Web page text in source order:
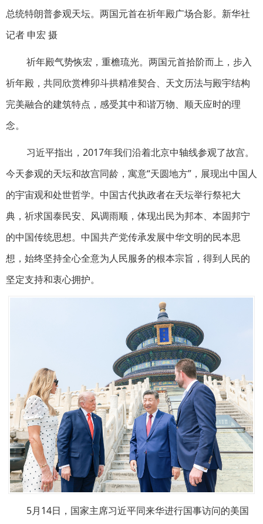
总统特朗普参观天坛。两国元首在祈年殿广场合影。新华社
记者 申宏 摄
祈年殿气势恢宏，重檐琉光。两国元首拾阶而上，步入
祈年殿，共同欣赏榫卯斗拱精准契合、天文历法与殿宇结构
完美融合的建筑特点，感受其中和谐万物、顺天应时的理
念。
习近平指出，2017年我们沿着北京中轴线参观了故宫。
今天参观的天坛和故宫同龄，寓意“天圆地方”，展现出中国人
的宇宙观和处世哲学。中国古代执政者在天坛举行祭祀大
典，祈求国泰民安、风调雨顺，体现出民为邦本、本固邦宁
的中国传统思想。中国共产党传承发展中华文明的民本思
想，始终坚持全心全意为人民服务的根本宗旨，得到人民的
坚定支持和衷心拥护。
5月14日，国家主席习近平同来华进行国事访问的美国